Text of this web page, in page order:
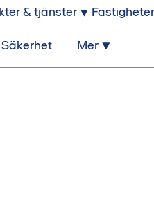
& tjänster Fastigheter
Säkerhet Mer